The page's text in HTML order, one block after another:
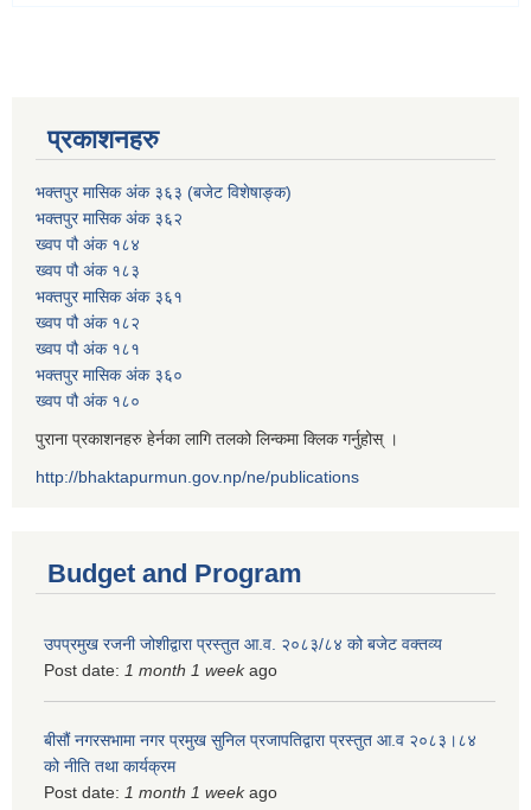
प्रकाशनहरु
भक्तपुर मासिक अंक ३६३ (बजेट विशेषाङ्क)
भक्तपुर मासिक अंक ३६२
ख्वप पौ अंक १८४
ख्वप पौ अंक १८३
भक्तपुर मासिक अंक ३६१
ख्वप पौ अंक १८२
ख्वप पौ अंक १८१
भक्तपुर मासिक अंक ३६०
ख्वप पौ अंक १८०
पुराना प्रकाशनहरु हेर्नका लागि तलको लिन्कमा क्लिक गर्नुहोस् ।
http://bhaktapurmun.gov.np/ne/publications
Budget and Program
उपप्रमुख रजनी जोशीद्वारा प्रस्तुत आ.व. २०८३/८४ को बजेट वक्तव्य
Post date: 1 month 1 weekago
बीसौं नगरसभामा नगर प्रमुख सुनिल प्रजापतिद्वारा प्रस्तुत आ.व‍ २०८३।८४
को नीति तथा कार्यक्रम
Post date: 1 month 1 weekago